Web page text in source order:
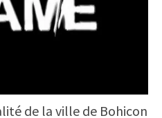
de la ville de Bohicon